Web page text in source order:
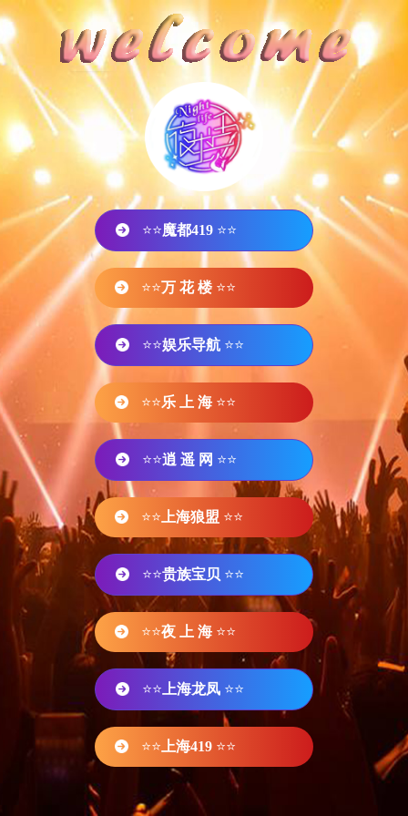
⭐⭐魔都419 ⭐⭐
⭐⭐万 花 楼 ⭐⭐
⭐⭐娱乐导航 ⭐⭐
⭐⭐乐 上 海 ⭐⭐
⭐⭐逍 遥 网 ⭐⭐
⭐⭐ 上海狼盟 ⭐⭐
⭐⭐贵族宝贝 ⭐⭐
⭐⭐夜 上 海 ⭐⭐
⭐⭐ 上海龙凤 ⭐⭐
⭐⭐ 上海419 ⭐⭐